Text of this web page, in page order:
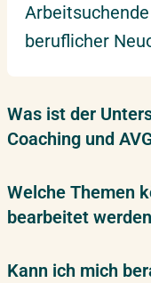
beruflicher
Was ist der
Coaching und
Welche Themen
bearbeitet
Kann ich mich